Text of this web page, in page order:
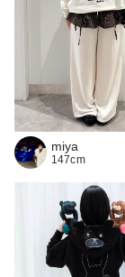
miya
147cm